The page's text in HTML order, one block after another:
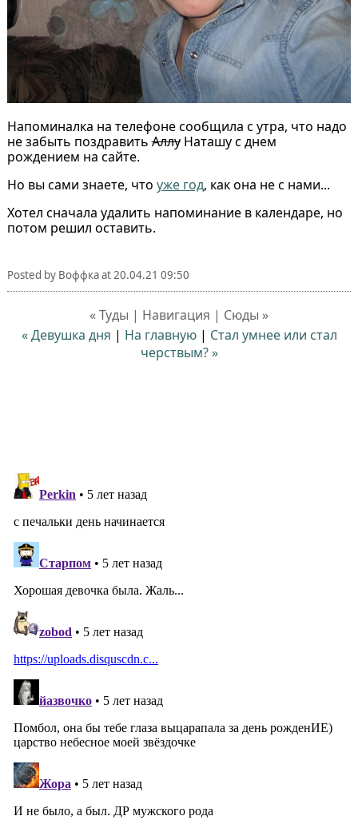
Напоминалка на телефоне сообщила с утра, что надо
не забыть поздравитьАллуНаташу с днем
рождением на сайте.
Но вы сами знаете, что уже год, как она не с нами...
Хотел сначала удалить напоминание в календаре, но
потом решил оставить.
Posted by Воффкаat20.04.21 09:50
« Туды | Навигация | Сюды »
« Девушка дня | На главную| Стал умнее или стал
черствым? »